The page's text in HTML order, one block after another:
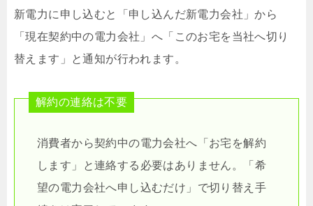
新電力に申し込むと「申し込んだ新電力会社」から
「現在契約中の電力会社」へ「このお宅を当社へ切り
替えます」と通知が行われます。
解約の連絡は不要
消費者から契約中の電力会社へ「お宅を解約
します」と連絡する必要はありません。「希
望の電力会社へ申し込むだけ」で切り替え手